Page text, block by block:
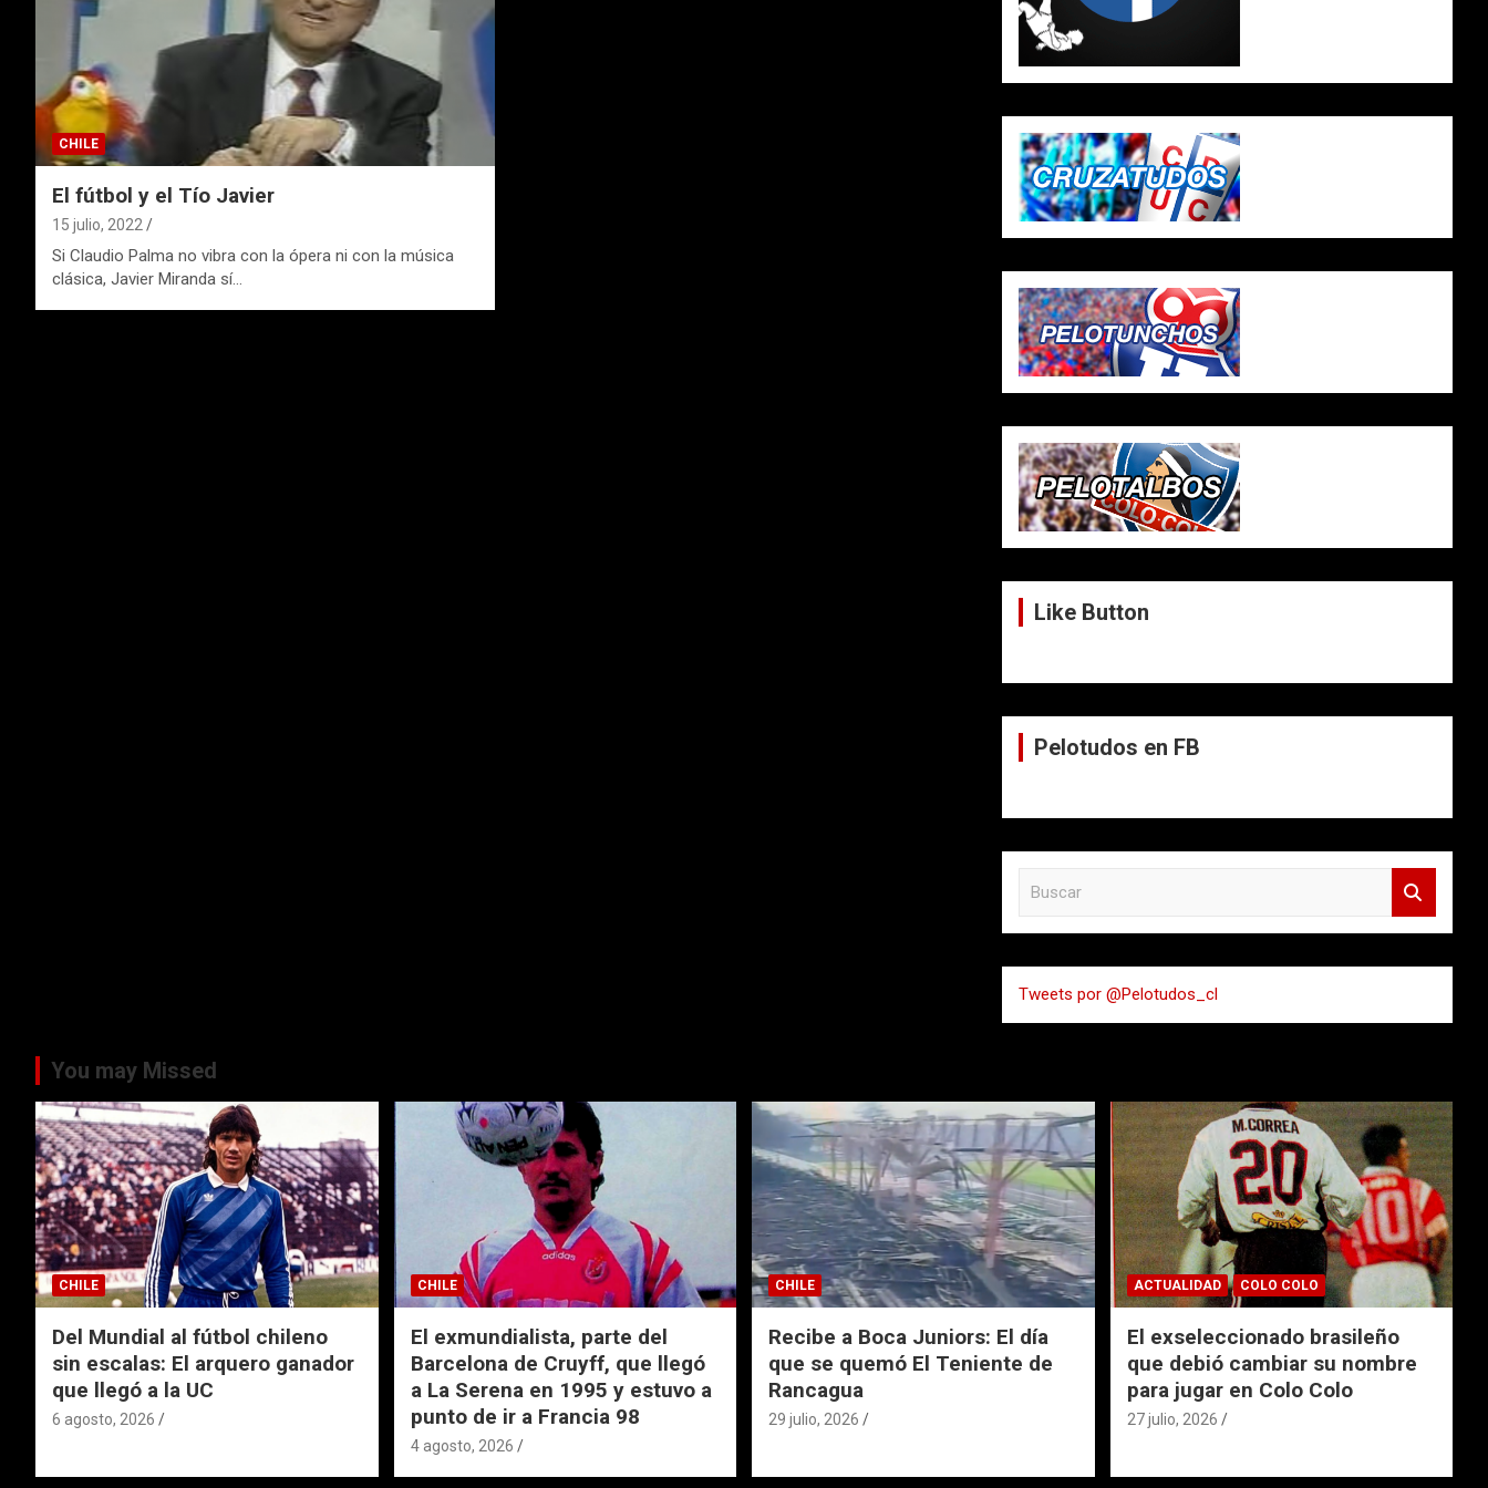
CHILE
El fútbol y el Tío Javier
15 julio, 2022
Si Claudio Palma no vibra con la ópera ni con la música
clásica, Javier Miranda sí…
Like Button
Pelotudos en FB
a
r
Tweets por @Pelotudos_cl
You may Missed
CHILE
Del Mundial al fútbol chileno
sin escalas: El arquero ganador
que llegó a la UC
6 agosto, 2026
CHILE
El exmundialista, parte del
Barcelona de Cruyff, que llegó
a La Serena en 1995 y estuvo a
punto de ir a Francia 98
4 agosto, 2026
CHILE
Recibe a Boca Juniors: El día
que se quemó El Teniente de
Rancagua
29 julio, 2026
ACTUALIDAD COLO COLO
El exseleccionado brasileño
que debió cambiar su nombre
para jugar en Colo Colo
27 julio, 2026